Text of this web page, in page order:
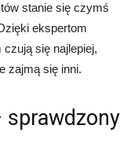
stanie się czymś
ekspertom
się najlepiej,
zajmą się inni.
sprawdzony